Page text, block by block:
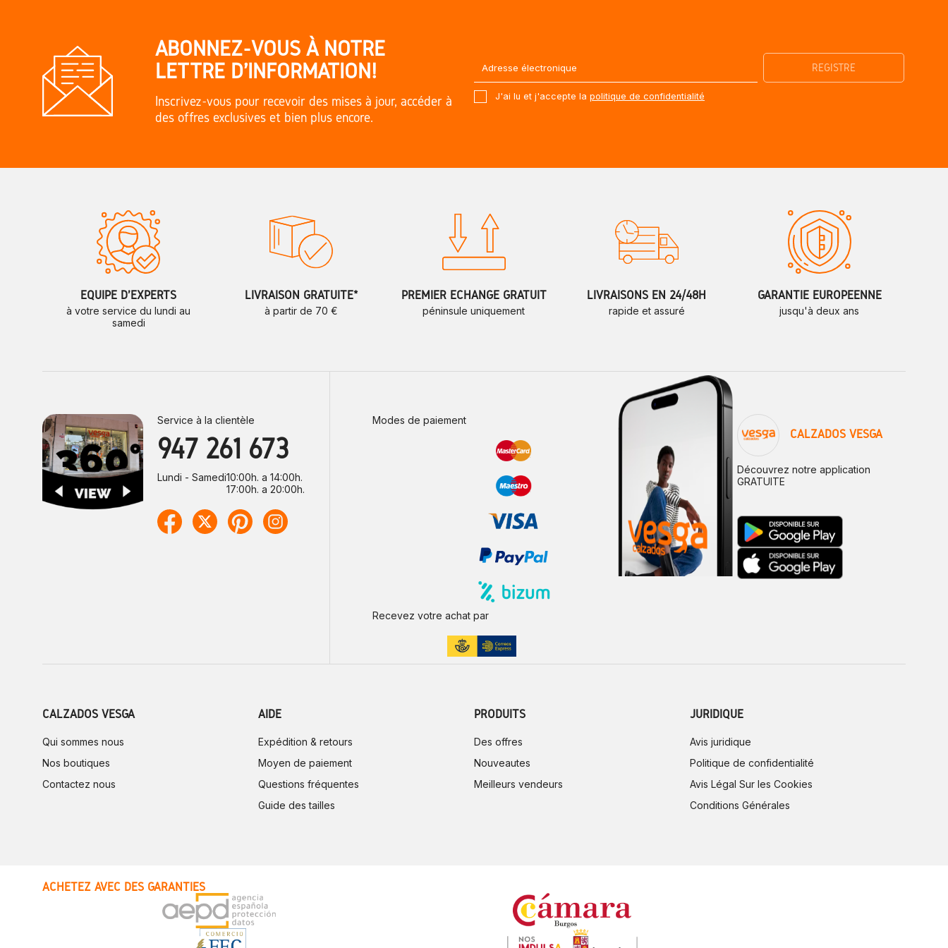
ABONNEZ-VOUS À NOTRE
LETTRE D'INFORMATION!
Inscrivez-vous pour recevoir des mises à jour, accéder à
des offres exclusives et bien plus encore.
J'ai lu et j'accepte la politique de confidentialité
ÉQUIPE D'EXPERTS
à votre service du lundi au
samedi
LIVRAISON GRATUITE*
à partir de 70 €
PREMIER ÉCHANGE GRATUIT
péninsule uniquement
LIVRAISONS EN 24/48H
rapide et assuré
GARANTIE EUROPÉENNE
jusqu'à deux ans
Service à la clientèle
947 261 673
Lundi - Samedi10:00h. a 14:00h.
17:00h. a 20:00h.
Modes de paiement
Recevez votre achat par
CALZADOS VESGA
Découvrez notre application
GRATUITE
CALZADOS VESGA
Qui sommes nous
Nos boutiques
Contactez nous
AIDE
Expédition & retours
Moyen de paiement
Questions fréquentes
Guide des tailles
PRODUITS
Des offres
Nouveautes
Meilleurs vendeurs
JURIDIQUE
Avis juridique
Politique de confidentialité
Avis Légal Sur les Cookies
Conditions Générales
ACHETEZ AVEC DES GARANTIES